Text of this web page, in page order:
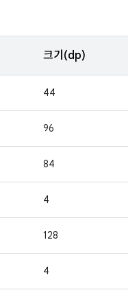
크기(dp)
44
96
84
4
128
4